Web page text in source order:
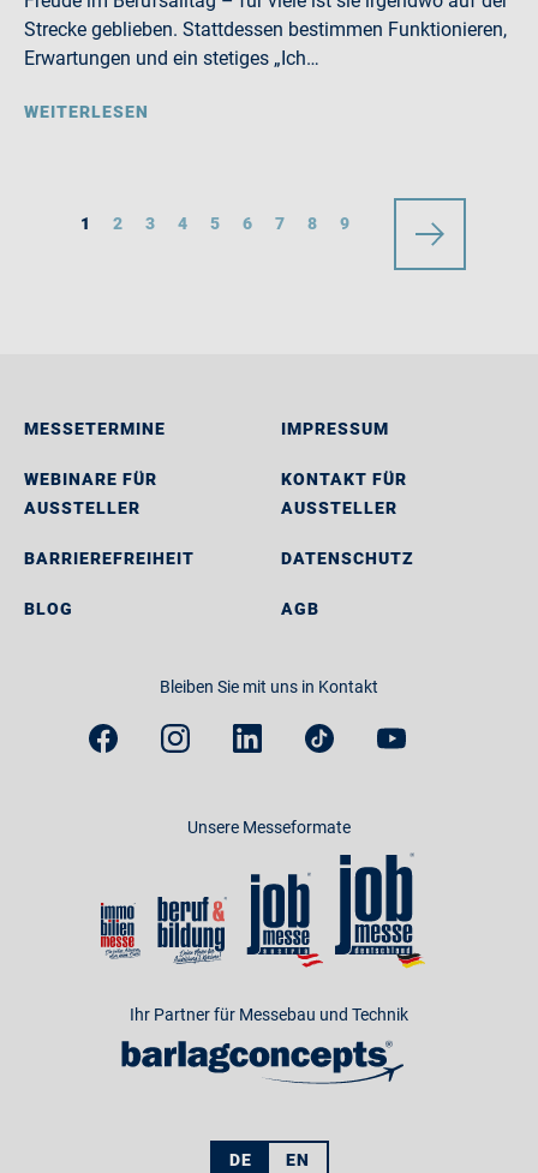
Strecke geblieben. Stattdessen bestimmen Funktionieren,
Erwartungen und ein stetiges „Ich…
WEITERLESEN
1 2 3 4 5 6 7 8 9
MESSETERMINE
WEBINARE FÜR
AUSSTELLER
BARRIEREFREIHEIT
BLOG
IMPRESSUM
KONTAKT FÜR
AUSSTELLER
DATENSCHUTZ
AGB
Bleiben Sie mit uns in Kontakt
Unsere Messeformate
Ihr Partner für Messebau und Technik
DE EN